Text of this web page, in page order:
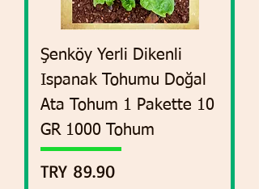
Şenköy Yerli Dikenli
Ispanak Tohumu Doğal
Ata Tohum 1 Pakette 10
GR 1000 Tohum
السعر